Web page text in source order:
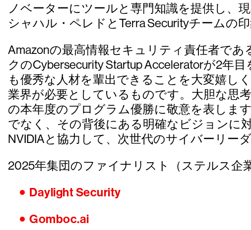
ノベーターにツールと専門知識を提供し、
シャハル・ペレドとTerra Securityチームの
Amazonの最高情報セキュリティ責任者で
クのCybersecurity Startup Acceleratorが2年
も優秀な人材を輩出できることを大変嬉し
業界が必要としているものです。大胆な思
の本年度のプログラム優勝に敬意を表しま
でなく、その背後にある明確なビジョンに
NVIDIAと協力して、次世代のサイバーリー
2025年集団のファイナリスト（ステルス企
Daylight Security
Gomboc.ai